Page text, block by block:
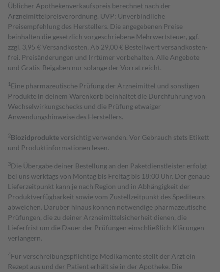
Üblicher Apothekenverkaufspreis berechnet nach der
Arzneimittelpreisverordnung. UVP: Unverbindliche
Preisempfehlung des Herstellers. Die angegebenen Preise
beinhalten die gesetzlich vorgeschriebene Mehrwertsteuer, ggf.
zzgl. 3,95 € Versandkosten. Ab 29,00 € Bestell­wert versand­kosten­
frei. Preisänderungen und Irrtümer vorbehalten. Alle Angebote
und Gratis-Beigaben nur solange der Vorrat reicht.
1 Eine pharmazeutische Prüfung der Arzneimittel und sonstigen
Produkte in deinem Warenkorb beinhaltet die Durchführung von
Wechselwirkungschecks und die Prüfung etwaiger
Anwendungshinweise des Herstellers.
2Biozidproduktevorsichtig verwenden. Vor Gebrauch stets Etikett
und Produktinformationen lesen.
3Die Übergabe deiner Bestellung an den Paketdienstleister erfolgt
bei uns werktags von Montag bis Freitag bis 18:00 Uhr. Der genaue
Lieferzeitpunkt kann je nach Region und in Abhängigkeit der
Produktverfügbarkeit sowie vom Zustellzeitpunkt des Spediteurs
abweichen. Darüber hinaus können notwendige pharmazeutische
Prüfungen, die zu deiner Arzneimittelsicherheit dienen, die
Lieferfrist um die Dauer der Prüfungen einschließlich Klärungen
verlängern.
4Für verschreibungspflichtige Medikamente stellt der Arzt ein
Rezept aus und der Patient erhält sie in der Apotheke. Die